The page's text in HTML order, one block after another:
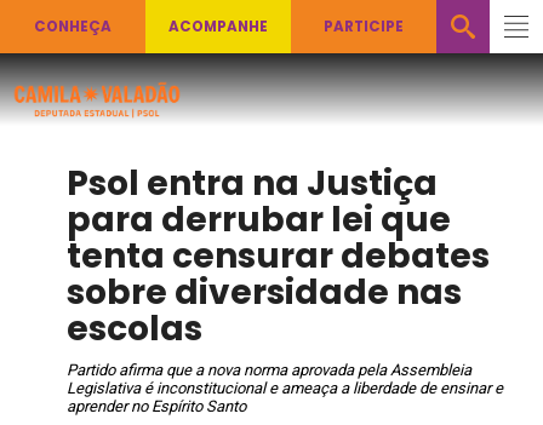
CONHEÇA ACOMPANHE PARTICIPE
Psol entra na Justiça
para derrubar lei que
tenta censurar debates
sobre diversidade nas
escolas
Partido afirma que a nova norma aprovada pela Assembleia
Legislativa é inconstitucional e ameaça a liberdade de ensinar e
aprender no Espírito Santo